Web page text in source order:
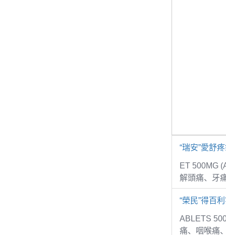
“瑞安”愛舒
ET 500MG
解頭痛、牙
“榮民”得百
ABLETS
痛、咽喉痛